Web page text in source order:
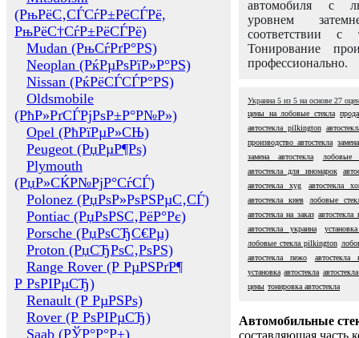
(РњРёС‚СЃСѓР±РёСЃРё,
РњРёС†СѓР±РёСЃРё)
Mudan (РњСѓРґР°РЅ)
Neoplan (РќРµРѕРїР»Р°РЅ)
Nissan (РќРёСЃСЃР°РЅ)
Oldsmobile
(РћР»РґСЃРјРѕР±Р°Р№Р»)
Opel (РћРїРµР»СЊ)
Peugeot (РџРµР¶Рѕ)
Plymouth
(РџР»СЌР№РјР°СѓСЃ)
Polonez (РџРѕР»РѕРЅРµС‚СЃ)
Pontiac (РџРѕРЅС‚РёР°Рє)
Porsche (РџРѕСЂС€Рµ)
Proton (РџСЂРѕС‚РѕРЅ)
Range Rover (Р РµРЅРґР¶
Р РѕРІРµСЂ)
Renault (Р РµРЅРѕ)
Rover (Р РѕРІРµСЂ)
Saab (РЎР°Р°Р±)
автомобиля с
уровнем
соответствии с
Тонирование
профессионально.
Украина 5 из 5 на основе 27
цены на лобовые стекла
автостекла pilkington
производство автостекла
замена автостекла
лобовые
автостекла для иномарок
автостекла xyg
автостекла
автостекла киев
лобовые
автостекла на заказ автостекла
автостекла украина
лобовые стекла pilkington
автостекла пежо
установка автостекла
цены тонировка автостекла
Автомобильные
составляющая часть